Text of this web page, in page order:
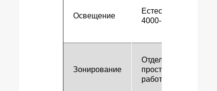
Освещение
Естественный или
4000-5000 К
Зонирование
Отдельные
пространства для
работы и отдыха